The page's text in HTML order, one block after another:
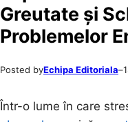
Greutate și
Problemelor
Posted byEchipa Editoriala–
Într-o lume în care